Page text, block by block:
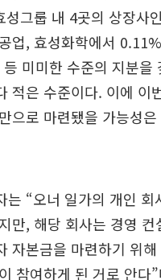
성그룹 내 4곳의 상장사
업, 효성화학에서
미미한 수준의 지분을
적은 수준이다. 이에 이
으로 마련됐을 가능성은
는 “오너 일가의 개인 회
만, 해당 회사는 경영 컨
자본금을 마련하기 위
참여하게 된 거로 안다